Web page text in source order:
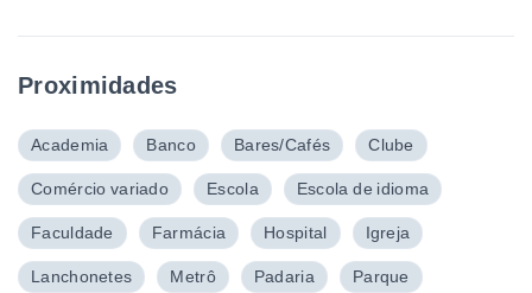
Proximidades
Academia Banco Bares/Cafés Clube
Comércio variado Escola Escola de idioma
Faculdade Farmácia Hospital Igreja
Lanchonetes Metrô Padaria Parque